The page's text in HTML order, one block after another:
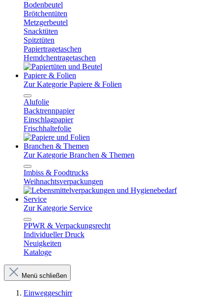
Bodenbeutel
Brötchentüten
Metzgerbeutel
Snacktüten
Spitztüten
Papiertragetaschen
Hemdchentragetaschen
Papiere & Folien
Zur Kategorie Papiere & Folien
Alufolie
Backtrennpapier
Einschlagpapier
Frischhaltefolie
Branchen & Themen
Zur Kategorie Branchen & Themen
Imbiss & Foodtrucks
Weihnachtsverpackungen
Service
Zur Kategorie Service
PPWR & Verpackungsrecht
Individueller Druck
Neuigkeiten
Kataloge
Menü schließen
Einweggeschirr